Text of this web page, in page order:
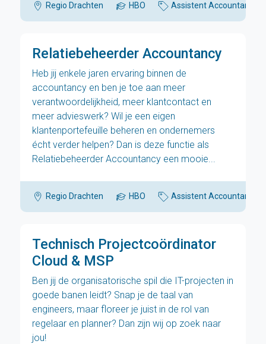
Regio Drachten HBO Assistent Accountant
Relatiebeheerder Accountancy
Heb jij enkele jaren ervaring binnen de
accountancy en ben je toe aan meer
verantwoordelijkheid, meer klantcontact en
meer advieswerk? Wil je een eigen
klantenportefeuille beheren en ondernemers
écht verder helpen? Dan is deze functie als
Relatiebeheerder Accountancy een mooie...
Regio Drachten HBO Assistent Accountant
Technisch Projectcoördinator
Cloud & MSP
Ben jij de organisatorische spil die IT-projecten in
goede banen leidt? Snap je de taal van
engineers, maar floreer je juist in de rol van
regelaar en planner? Dan zijn wij op zoek naar
jou!